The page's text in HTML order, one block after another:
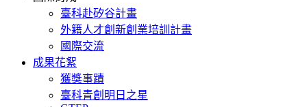
臺科赴矽谷計畫
外籍人才創新創業培訓計畫
國際交流
成果花絮
獲獎事蹟
臺科青創明日之星